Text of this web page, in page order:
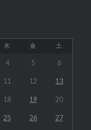
木 金 土
4 5 6
11 12 13
18 19 20
25 26 27